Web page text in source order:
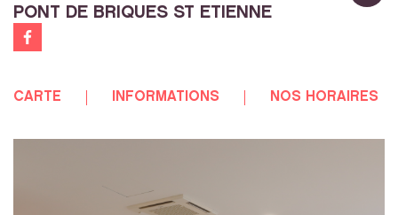
PONT DE BRIQUES ST ETIENNE
CARTE INFORMATIONS NOS HORAIRES